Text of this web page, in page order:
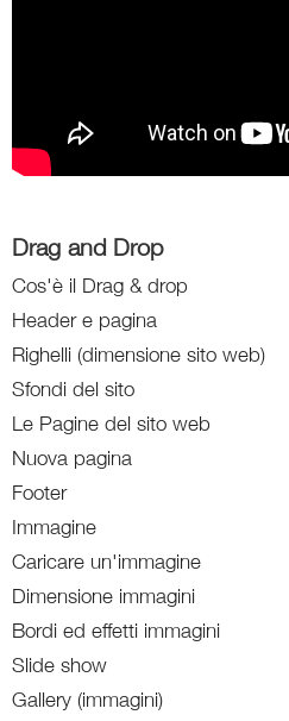
Drag and Drop
Cos'è il Drag & drop
Header e pagina
Righelli (dimensione sito web)
Sfondi del sito
Le Pagine del sito web
Nuova pagina
Footer
Immagine
Caricare un'immagine
Dimensione immagini
Bordi ed effetti immagini
Slide show
Gallery (immagini)